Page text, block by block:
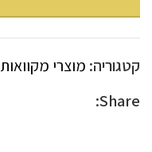
קטגוריה: מוצרי מקוואות
Share: